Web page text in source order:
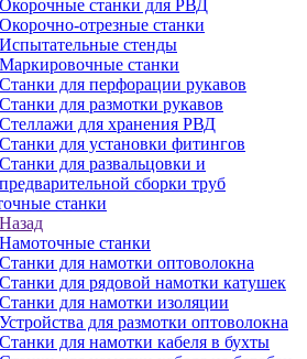
Окорочные станки для РВД
Окорочно-отрезные станки
Испытательные стенды
Маркировочные станки
Станки для перфорации рукавов
Станки для размотки рукавов
Стеллажи для хранения РВД
Станки для установки фитингов
Станки для развальцовки и
предварительной сборки труб
станки
Назад
Намоточные станки
Станки для намотки оптоволокна
Станки для рядовой намотки катушек
Станки для намотки изоляции
Устройства для размотки оптоволокна
Станки для намотки кабеля в бухты